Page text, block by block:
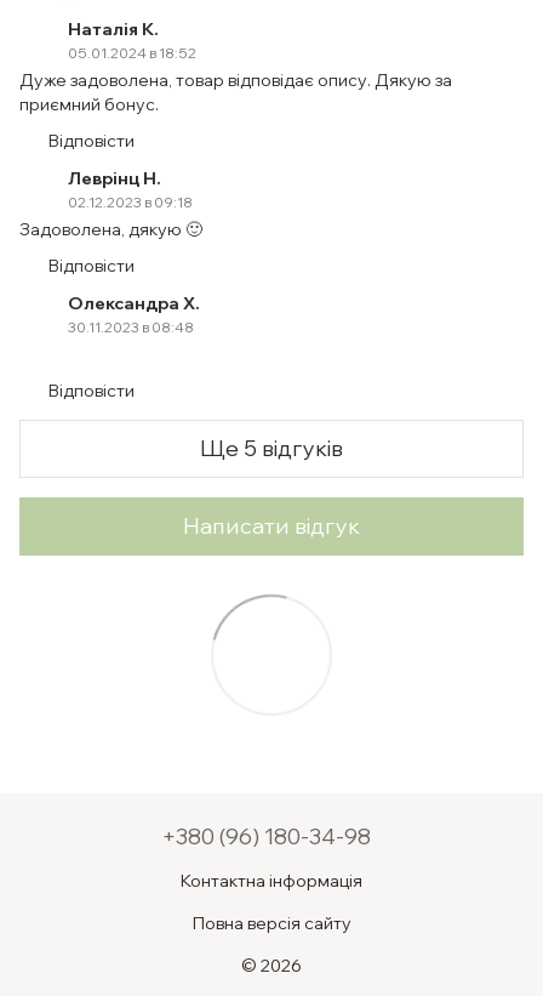
Наталія К.
05.01.2024 в 18:52
Дуже задоволена, товар відповідає опису. Дякую за
приємний бонус.
Відповісти
Леврінц Н.
02.12.2023 в 09:18
Задоволена, дякую 🙂
Відповісти
Олександра Х.
30.11.2023 в 08:48
Відповісти
Ще 5 відгуків
Написати відгук
+380 (96) 180-34-98
Контактна інформація
Повна версія сайту
© 2026